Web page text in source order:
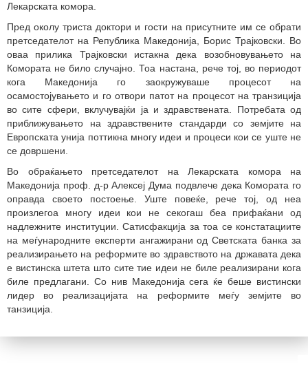
Лекарската комора.
Пред околу триста доктори и гости на присутните им се обрати
претседателот на Република Македонија, Борис Трајковски. Во
оваа прилика Трајковски истакна дека возобновувањето на
Комората не било случајно. Тоа настана, рече тој, во периодот
кога Македонија го заокружуваше процесот на
осамостојувањето и го отвори патот на процесот на транзиција
во сите сфери, вклучувајќи ја и здравствената. Потребата од
приближувањето на здравствените стандарди со земјите на
Европската унија поттикна многу идеи и процеси кои се уште не
се довршени.
Во обраќањето претседателот на Лекарската комора на
Македонија проф. д-р Алексеј Дума подвлече дека Комората го
оправда своето постоење. Уште повеќе, рече тој, од неа
произлегоа многу идеи кои не секогаш беа прифаќани од
надлежните институции. Сатисфакција за тоа се констатациите
на меѓународните експерти ангажирани од Светската банка за
реализирањето на реформите во здравството на државата дека
е вистинска штета што сите тие идеи не биле реализирани кога
биле предлагани. Со нив Македонија сега ќе беше вистински
лидер во реализацијата на реформите меѓу земјите во
танзиција.